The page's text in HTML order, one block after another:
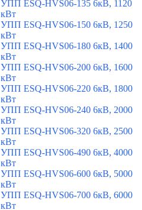
УПП ESQ-HVS06-135 6кВ, 1120
кВт
УПП ESQ-HVS06-150 6кВ, 1250
кВт
УПП ESQ-HVS06-180 6кВ, 1400
кВт
УПП ESQ-HVS06-200 6кВ, 1600
кВт
УПП ESQ-HVS06-220 6кВ, 1800
кВт
УПП ESQ-HVS06-240 6кВ, 2000
кВт
УПП ESQ-HVS06-320 6кВ, 2500
кВт
УПП ESQ-HVS06-490 6кВ, 4000
кВт
УПП ESQ-HVS06-600 6кВ, 5000
кВт
УПП ESQ-HVS06-700 6кВ, 6000
кВт